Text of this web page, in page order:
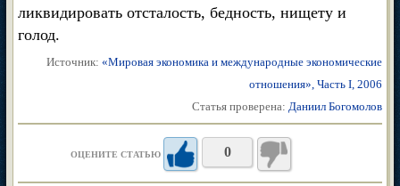
ликвидировать отсталость, бедность, нищету и
голод.
Источник: «Мировая экономика и международные экономические
отношения», Часть I, 2006
Статья проверена: Даниил Богомолов
ОЦЕНИТЕ СТАТЬЮ 0